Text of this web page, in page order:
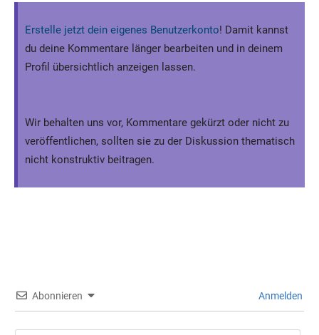
Erstelle jetzt dein eigenes Benutzerkonto! Damit kannst
du deine Kommentare länger bearbeiten und in deinem
Profil übersichtlich anzeigen lassen.
Wir behalten uns vor, Kommentare gekürzt oder nicht zu
veröffentlichen, sollten sie zu der Diskussion thematisch
nicht konstruktiv beitragen.
Abonnieren Anmelden